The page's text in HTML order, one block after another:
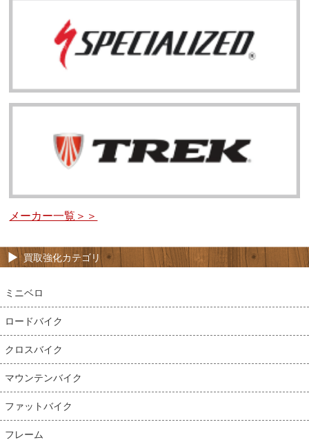
メーカー一覧＞＞
買取強化カテゴリ
ミニベロ
ロードバイク
クロスバイク
マウンテンバイク
ファットバイク
フレーム